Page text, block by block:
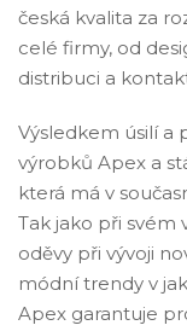
česká kvalita za
celé firmy, od
distribuci a
Výsledkem úsilí a
výrobků Apex a
která má v
Tak jako při svém
oděvy při vývoji
módní trendy v
Apex garantuje